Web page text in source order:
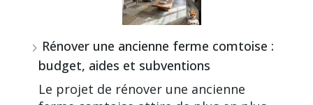
Rénover une ancienne ferme comtoise :
budget, aides et subventions
Le projet de rénover une ancienne